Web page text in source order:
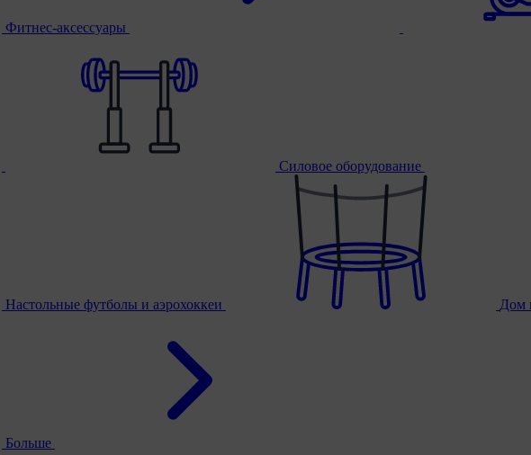
Фитнес-аксессуары
Силовое оборудование
Настольные футболы и аэрохоккеи Дом
Больше